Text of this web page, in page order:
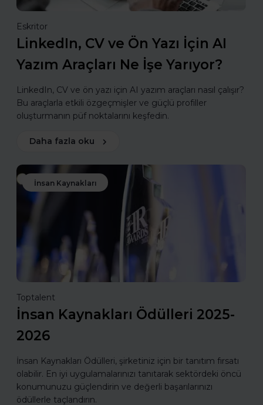
Eskritor
LinkedIn, CV ve Ön Yazı İçin AI
Yazım Araçları Ne İşe Yarıyor?
LinkedIn, CV ve ön yazı için AI yazım araçları nasıl çalışır?
Bu araçlarla etkili özgeçmişler ve güçlü profiller
oluşturmanın püf noktalarını keşfedin.
Daha fazla oku
İnsan Kaynakları
Toptalent
İnsan Kaynakları Ödülleri 2025-
2026
İnsan Kaynakları Ödülleri, şirketiniz için bir tanıtım fırsatı
olabilir. En iyi uygulamalarınızı tanıtarak sektördeki öncü
konumunuzu güçlendirin ve değerli başarılarınızı
ödüllerle taçlandırın.